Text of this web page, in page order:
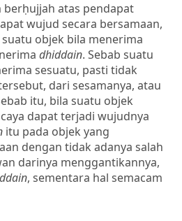
berḥujjah atas pendapat
wujud secara bersamaan,
objek bila menerima
dhiddain. Sebab suatu
sesuatu, pasti tidak
dari sesamanya, atau
itu, bila suatu objek
dapat terjadi wujudnya
itu pada objek yang
dengan tidak adanya salah
darinya menggantikannya,
, sementara hal semacam